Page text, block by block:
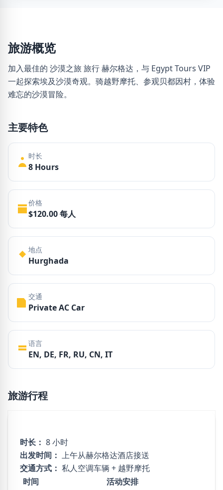
旅游概览
加入最佳的 沙漠之旅 旅行 赫尔格达，与 Egypt Tours VIP
一起探索埃及沙漠奇观。骑越野摩托、参观贝都因村，体验
难忘的沙漠冒险。
主要特色
时长
8 Hours
价格
$120.00 每人
地点
Hurghada
交通
Private AC Car
语言
EN, DE, FR, RU, CN, IT
旅游行程
时长： 8 小时
出发时间： 上午从赫尔格达酒店接送
交通方式： 私人空调车辆 + 越野摩托
时间
活动安排